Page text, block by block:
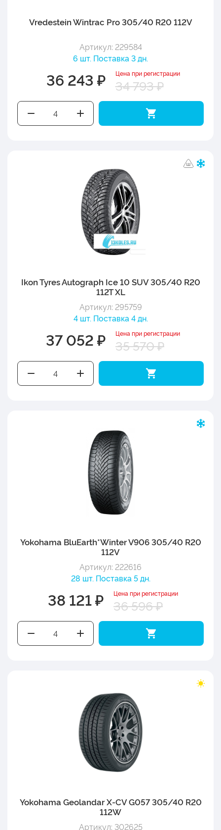
Vredestein Wintrac Pro 305/40 R20 112V
Артикул: 229584
6 шт. Поставка 3 дн.
36 243 ₽ Цена при регистрации
34 793 ₽
Ikon Tyres Autograph Ice 10 SUV 305/40 R20
112T XL
Артикул: 295759
4 шт. Поставка 4 дн.
37 052 ₽ Цена при регистрации
35 570 ₽
Yokohama BluEarth*Winter V906 305/40 R20
112V
Артикул: 222616
28 шт. Поставка 5 дн.
38 121 ₽ Цена при регистрации
36 596 ₽
Yokohama Geolandar X-CV G057 305/40 R20
112W
Артикул: 302625